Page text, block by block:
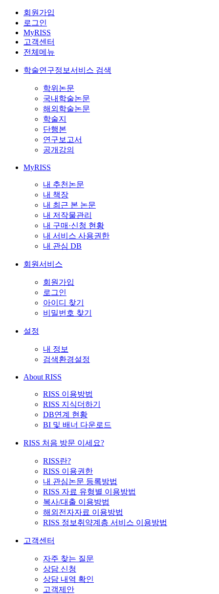
회원가입
로그인
MyRISS
고객센터
전체메뉴
학술연구정보서비스 검색
학위논문
국내학술논문
해외학술논문
학술지
단행본
연구보고서
공개강의
MyRISS
내 추천논문
내 책장
내 최근 본 논문
내 저작물관리
내 구매·신청 현황
내 서비스 사용권한
내 관심 DB
회원서비스
회원가입
로그인
아이디 찾기
비밀번호 찾기
설정
내 정보
검색환경설정
About RISS
RISS 이용방법
RISS 지식더하기
DB연계 현황
BI 및 배너 다운로드
RISS 처음 방문 이세요?
RISS란?
RISS 이용권한
내 관심논문 등록방법
RISS 자료 유형별 이용방법
복사/대출 이용방법
해외전자자료 이용방법
RISS 정보취약계층 서비스 이용방법
고객센터
자주 찾는 질문
상담 신청
상담 내역 확인
고객제안